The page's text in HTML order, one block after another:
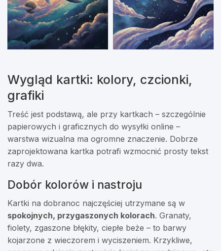
Wygląd kartki: kolory, czcionki,
grafiki
Treść jest podstawą, ale przy kartkach – szczególnie
papierowych i graficznych do wysyłki online –
warstwa wizualna ma ogromne znaczenie. Dobrze
zaprojektowana kartka potrafi wzmocnić prosty tekst
razy dwa.
Dobór kolorów i nastroju
Kartki na dobranoc najczęściej utrzymane są w
spokojnych, przygaszonych kolorach. Granaty,
fiolety, zgaszone błękity, ciepłe beże – to barwy
kojarzone z wieczorem i wyciszeniem. Krzykliwe,